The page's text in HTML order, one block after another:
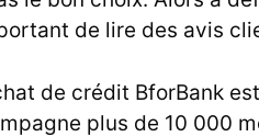
de lire des avis
de crédit BforBank
plus de 10 000